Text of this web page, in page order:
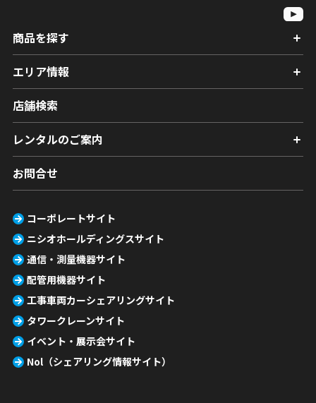
商品を探す
エリア情報
店舗検索
レンタルのご案内
お問合せ
コーポレートサイト
ニシオホールディングスサイト
通信・測量機器サイト
配管用機器サイト
工事車両カーシェアリングサイト
タワークレーンサイト
イベント・展示会サイト
Nol（シェアリング情報サイト）